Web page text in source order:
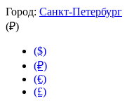
Город: Санкт-Петербург
(₽)
($)
(₽)
(€)
(£)